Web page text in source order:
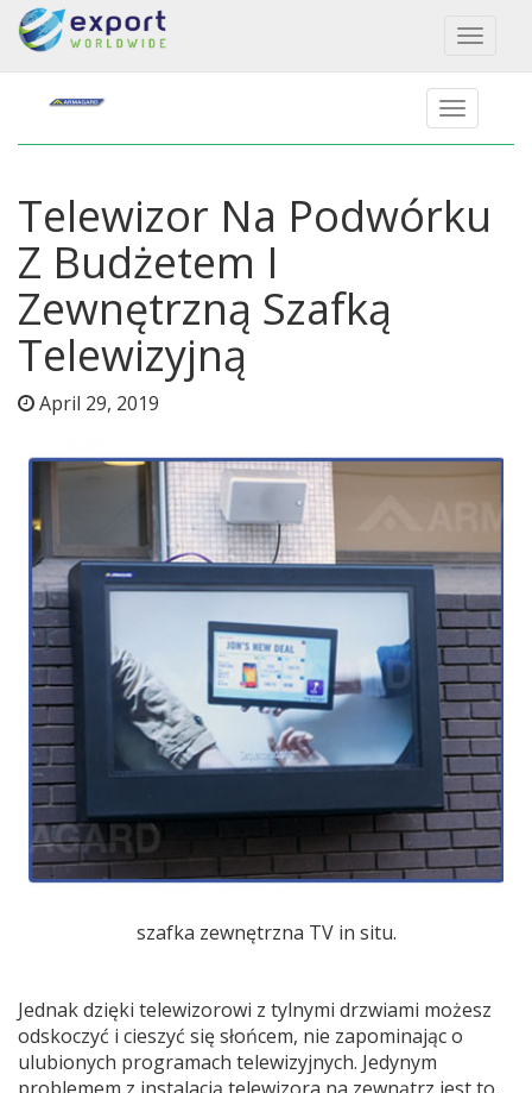
Toggle
Telewizor Na Podwórku
Z Budżetem I
Zewnętrzną Szafką
Telewizyjną
April 29, 2019
szafka zewnętrzna TV in situ.
Jednak dzięki telewizorowi z tylnymi drzwiami możesz
odskoczyć i cieszyć się słońcem, nie zapominając o
ulubionych programach telewizyjnych. Jedynym